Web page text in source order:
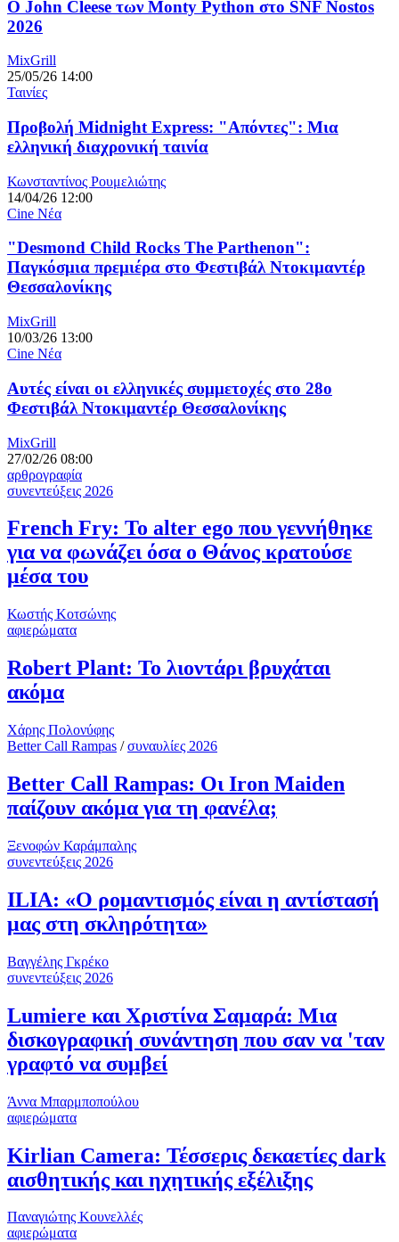
O John Cleese των Monty Python στο SNF Nostos
2026
MixGrill
25/05/26 14:00
Ταινίες
Προβολή Midnight Express: "Απόντες": Μια
ελληνική διαχρονική ταινία
Κωνσταντίνος Ρουμελιώτης
14/04/26 12:00
Cine Νέα
"Desmond Child Rocks The Parthenon":
Παγκόσμια πρεμιέρα στο Φεστιβάλ Ντοκιμαντέρ
Θεσσαλονίκης
MixGrill
10/03/26 13:00
Cine Νέα
Αυτές είναι οι ελληνικές συμμετοχές στο 28ο
Φεστιβάλ Ντοκιμαντέρ Θεσσαλονίκης
MixGrill
27/02/26 08:00
αρθρογραφία
συνεντεύξεις 2026
French Fry: Το alter ego που γεννήθηκε
για να φωνάζει όσα ο Θάνος κρατούσε
μέσα του
Κωστής Κοτσώνης
αφιερώματα
Robert Plant: Το λιοντάρι βρυχάται
ακόμα
Χάρης Πολονύφης
Better Call Rampas /συναυλίες 2026
Better Call Rampas: Οι Iron Maiden
παίζουν ακόμα για τη φανέλα;
Ξενοφών Καράμπαλης
συνεντεύξεις 2026
ILIA: «Ο ρομαντισμός είναι η αντίστασή
μας στη σκληρότητα»
Βαγγέλης Γκρέκο
συνεντεύξεις 2026
Lumiere και Χριστίνα Σαμαρά: Μια
δισκογραφική συνάντηση που σαν να 'ταν
γραφτό να συμβεί
Άννα Μπαρμποπούλου
αφιερώματα
Kirlian Camera: Τέσσερις δεκαετίες dark
αισθητικής και ηχητικής εξέλιξης
Παναγιώτης Κουνελλές
αφιερώματα